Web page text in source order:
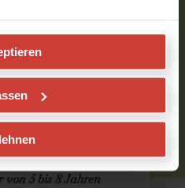
Kinder-Yoga
den Wald
5 bis 8 Jahren